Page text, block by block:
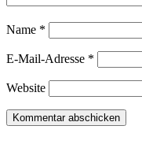
Name *
E-Mail-Adresse *
Website